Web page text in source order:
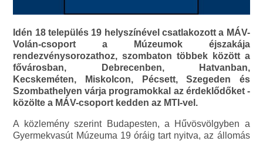
Idén 18 település 19 helyszínével csatlakozott a MÁV-
Volán-csoport a Múzeumok éjszakája
rendezvénysorozathoz, szombaton többek között a
fővárosban, Debrecenben, Hatvanban,
Kecskeméten, Miskolcon, Pécsett, Szegeden és
Szombathelyen várja programokkal az érdeklődőket -
közölte a MÁV-csoport kedden az MTI-vel.
A közlemény szerint Budapesten, a Hűvösvölgyben a
Gyermekvasút Múzeuma 19 óráig tart nyitva, az állomás